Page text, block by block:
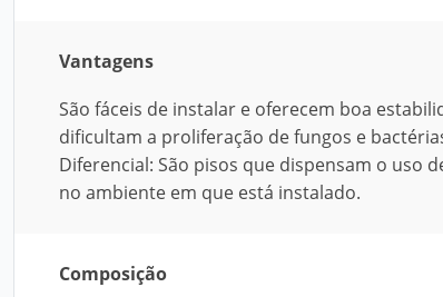
Vantagens
São fáceis de instalar e oferecem boa
dificultam a proliferação de fungos e
Diferencial: São pisos que dispensam o uso
no ambiente em que está instalado.
Composição